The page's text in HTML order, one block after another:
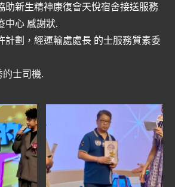
助新生精神康復會天悅宿舍接送服務
中心 感謝狀.
計劃，經運輸處處長 的士服務質素委
的士司機.